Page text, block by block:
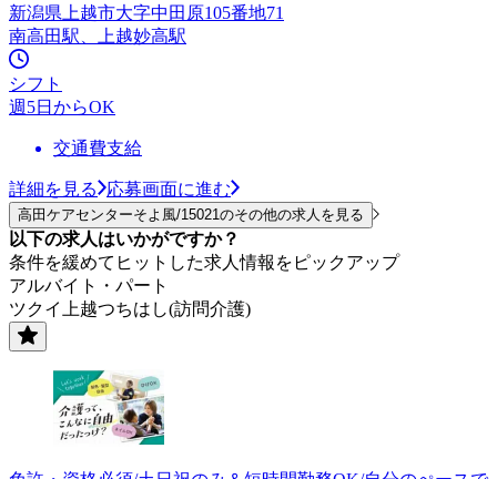
新潟県上越市大字中田原105番地71
南高田駅、上越妙高駅
シフト
週5日からOK
交通費支給
詳細を見る 応募画面に進む
高田ケアセンターそよ風/15021のその他の求人を見る
以下の求人はいかがですか？
条件を緩めてヒットした求人情報をピックアップ
アルバイト・パート
ツクイ上越つちはし(訪問介護)